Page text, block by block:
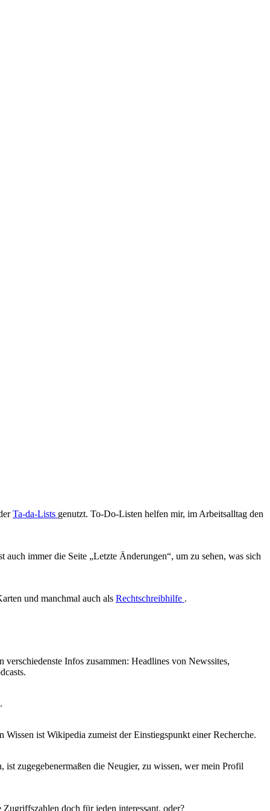
Ta-da-Lists genutzt. To-Do-Listen helfen mir, im Arbeitsalltag den
immer die Seite „Letzte Änderungen“, um zu sehen, was sich
und manchmal auch als Rechtschreibhilfe .
Infos zusammen: Headlines von Newssites,
ist Wikipedia zumeist der Einstiegspunkt einer Recherche.
zugegebenermaßen die Neugier, zu wissen, wer mein Profil
doch für jeden interessant, oder?